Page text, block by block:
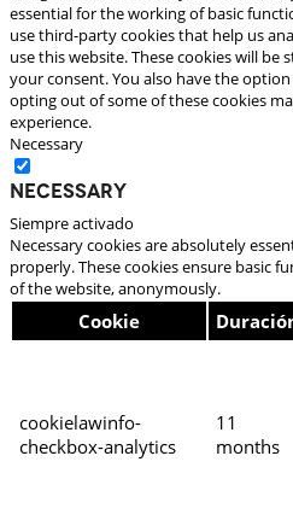
essential for the working of basic
use third-party cookies that help us
use this website. These cookies will
your consent. You also have the
opting out of some of these cookies
experience.
Necessary
Necessary
Siempre activado
Necessary cookies are absolutely
properly. These cookies ensure basic
of the website, anonymously.
Cookie
cookielawinfo-
checkbox-analytics
11
months